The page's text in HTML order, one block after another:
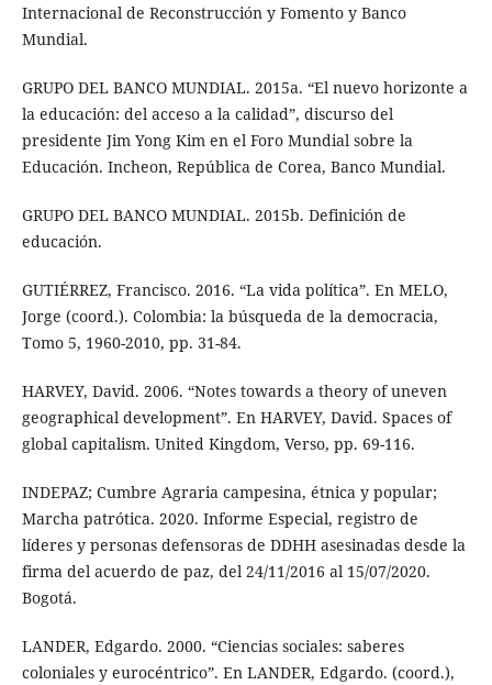
Internacional de Reconstrucción y Fomento y Banco
Mundial.
GRUPO DEL BANCO MUNDIAL. 2015a. “El nuevo horizonte a
la educación: del acceso a la calidad”, discurso del
presidente Jim Yong Kim en el Foro Mundial sobre la
Educación. Incheon, República de Corea, Banco Mundial.
GRUPO DEL BANCO MUNDIAL. 2015b. Definición de
educación.
GUTIÉRREZ, Francisco. 2016. “La vida política”. En MELO,
Jorge (coord.). Colombia: la búsqueda de la democracia,
Tomo 5, 1960-2010, pp. 31-84.
HARVEY, David. 2006. “Notes towards a theory of uneven
geographical development”. En HARVEY, David. Spaces of
global capitalism. United Kingdom, Verso, pp. 69-116.
INDEPAZ; Cumbre Agraria campesina, étnica y popular;
Marcha patrótica. 2020. Informe Especial, registro de
líderes y personas defensoras de DDHH asesinadas desde la
firma del acuerdo de paz, del 24/11/2016 al 15/07/2020.
Bogotá.
LANDER, Edgardo. 2000. “Ciencias sociales: saberes
coloniales y eurocéntrico”. En LANDER, Edgardo. (coord.),